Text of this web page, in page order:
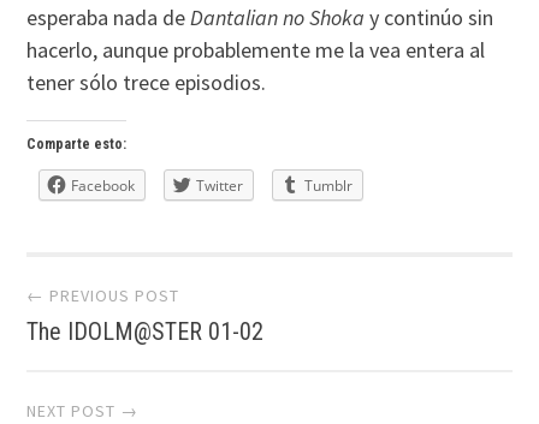
esperaba nada deDantalian no Shoka y continúo sin
hacerlo, aunque probablemente me la vea entera al
tener sólo trece episodios.
Comparte esto:
Facebook Twitter Tumblr
Post
navigation
← PREVIOUS POST
The IDOLM@STER 01-02
NEXT POST →